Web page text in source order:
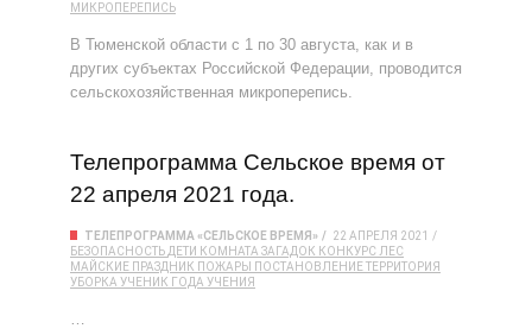
МИКРОПЕРЕПИСЬ
В Тюменской области с 1 по 30 августа, как и в
других субъектах Российской Федерации, проводится
сельскохозяйственная микроперепись.
Телепрограмма Сельское время от
22 апреля 2021 года.
ТЕЛЕПРОГРАММА «СЕЛЬСКОЕ ВРЕМЯ»
22 АПРЕЛЯ 2021
БЕЗОПАСНОСТЬ ДЕТИ КОМНАТА ЗАГАДОК КОНКУРС ЛЕС
МАЙСКИЕ ПРАЗДНИК ПОЖАРЫ ПОСТАНОВЛЕНИЕТЕРРИТОРИЯ
УБОРКА УЧЕНИК ГОДА УЧЕНИЯ
…